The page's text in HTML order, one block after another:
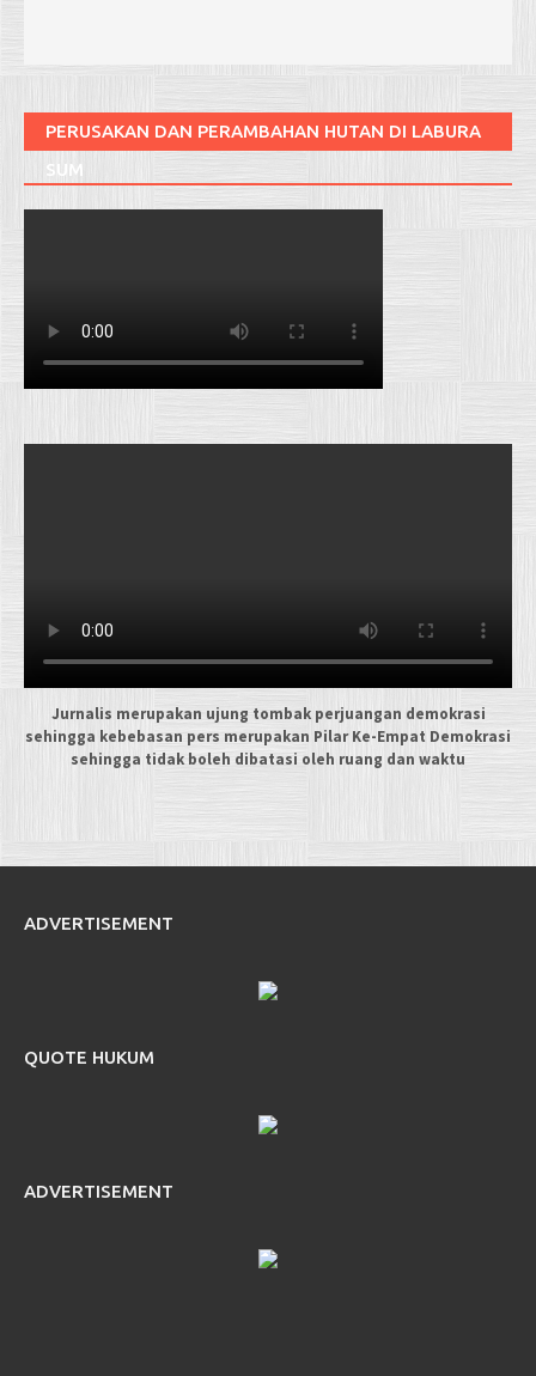
PERUSAKAN DAN PERAMBAHAN HUTAN DI LABURA
SUM
Jurnalis merupakan ujung tombak perjuangan demokrasi
sehingga kebebasan pers merupakan Pilar Ke-Empat Demokrasi
sehingga tidak boleh dibatasi oleh ruang dan waktu
ADVERTISEMENT
QUOTE HUKUM
ADVERTISEMENT